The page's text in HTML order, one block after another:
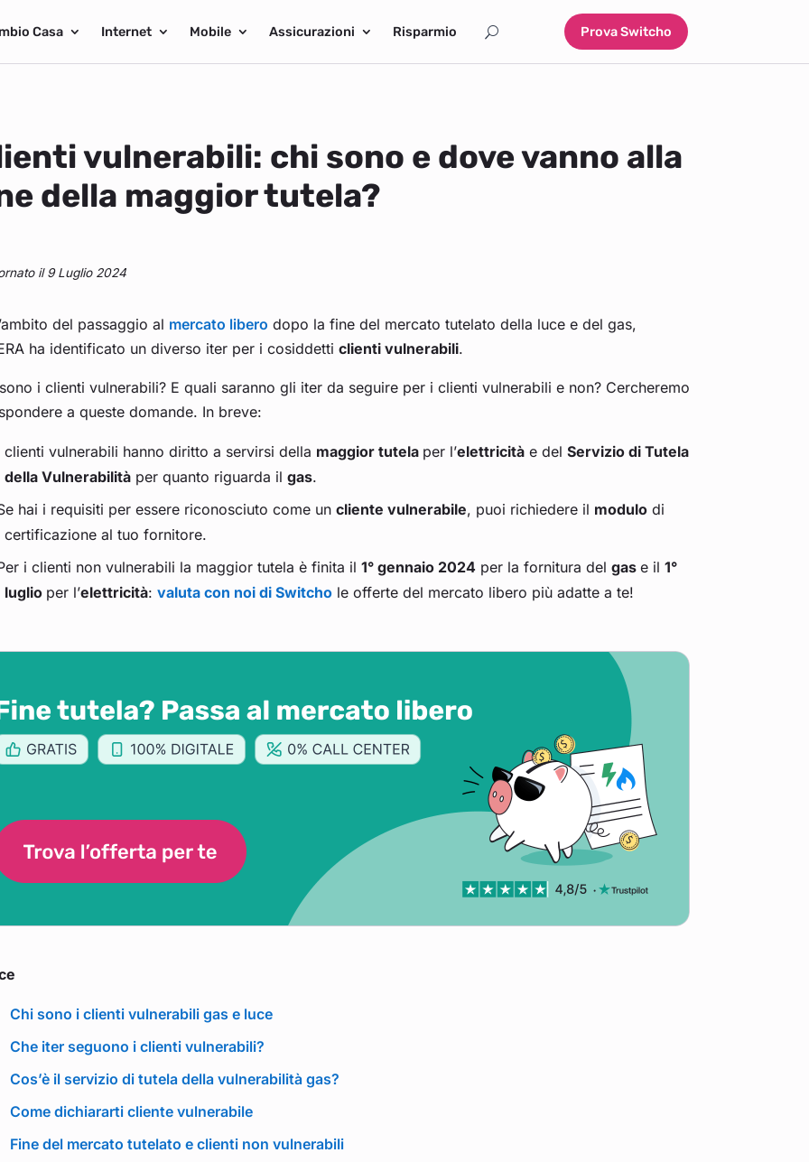
Casa Internet Mobile Assicurazioni Risparmio Prova Switcho
vulnerabili: chi sono e dove vanno alla
della maggior tutela?
il 9 Luglio 2024
del passaggio al mercato libero dopo la fine del mercato tutelato della luce e del gas,
ha identificato un diverso iter per i cosiddetti clienti vulnerabili.
i clienti vulnerabili? E quali saranno gli iter da seguire per i clienti vulnerabili e non? Cercheremo
a queste domande. In breve:
clienti vulnerabili hanno diritto a servirsi della maggior tutela per l’elettricità e delServizio di Tutela
della Vulnerabilitàper quanto riguarda il gas.
hai i requisiti per essere riconosciuto come uncliente vulnerabile, puoi richiedere il modulo di
certificazione al tuo fornitore.
i clienti non vulnerabili la maggior tutela è finita il1° gennaio 2024 per la fornitura delgase il1°
luglio per l’elettricità: valuta con noi di Switchole offerte del mercato libero più adatte a te!
Chi sono i clienti vulnerabili gas e luce
Che iter seguono i clienti vulnerabili?
Cos’è il servizio di tutela della vulnerabilità gas?
Come dichiararti cliente vulnerabile
Fine del mercato tutelato e clienti non vulnerabili